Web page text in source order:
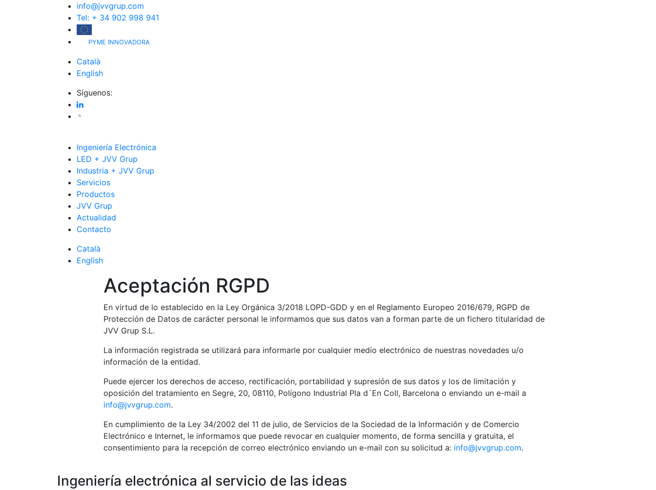
info@jvvgrup.com
Tel: + 34 902 998 941
PYME INNOVADORA
Català
English
Síguenos:
Ingeniería Electrónica
LED + JVV Grup
Industria + JVV Grup
Servicios
Productos
JVV Grup
Actualidad
Contacto
Català
English
Aceptación RGPD
En virtud de lo establecido en la Ley Orgánica 3/2018 LOPD-GDD y en el Reglamento Europeo 2016/679, RGPD de
Protección de Datos de carácter personal le informamos que sus datos van a forman parte de un fichero titularidad de
JVV Grup S.L.
La información registrada se utilizará para informarle por cualquier medio electrónico de nuestras novedades u/o
información de la entidad.
Puede ejercer los derechos de acceso, rectificación, portabilidad y supresión de sus datos y los de limitación y
oposición del tratamiento en Segre, 20, 08110, Polígono Industrial Pla d´En Coll, Barcelona o enviando un e-mail a
info@jvvgrup.com.
En cumplimiento de la Ley 34/2002 del 11 de julio, de Servicios de la Sociedad de la Información y de Comercio
Electrónico e Internet, le informamos que puede revocar en cualquier momento, de forma sencilla y gratuita, el
consentimiento para la recepción de correo electrónico enviando un e-mail con su solicitud a: info@jvvgrup.com.
Ingeniería electrónica al servicio de las ideas